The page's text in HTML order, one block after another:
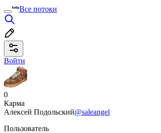
Все потоки
Войти
0
Карма
Алексей Подольский@saleangel
Пользователь